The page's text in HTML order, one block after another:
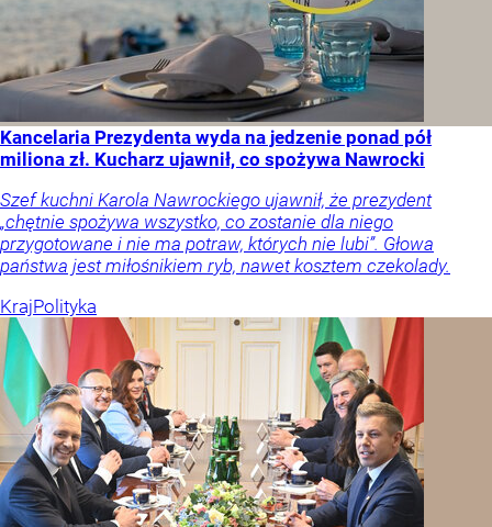
Kancelaria Prezydenta wyda na jedzenie ponad pół
miliona zł. Kucharz ujawnił, co spożywa Nawrocki
Szef kuchni Karola Nawrockiego ujawnił, że prezydent
„chętnie spożywa wszystko, co zostanie dla niego
przygotowane i nie ma potraw, których nie lubi”. Głowa
państwa jest miłośnikiem ryb, nawet kosztem czekolady.
KrajPolityka